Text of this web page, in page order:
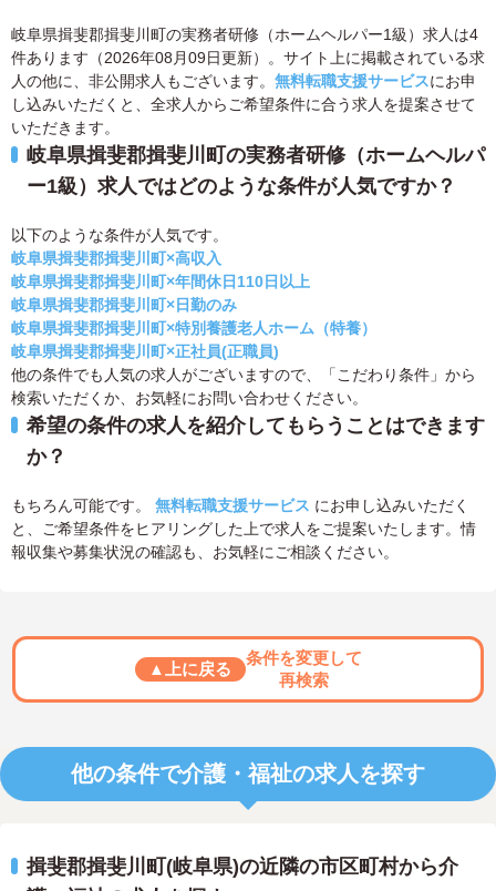
岐阜県揖斐郡揖斐川町の実務者研修（ホームヘルパー1級）求人は4
件あります（2026年08月09日更新）。サイト上に掲載されている求
人の他に、非公開求人もございます。 無料転職支援サービスにお申
し込みいただくと、全求人からご希望条件に合う求人を提案させて
いただきます。
岐阜県揖斐郡揖斐川町の実務者研修（ホームヘルパ
ー1級）求人ではどのような条件が人気ですか？
以下のような条件が人気です。
岐阜県揖斐郡揖斐川町×高収入
岐阜県揖斐郡揖斐川町×年間休日110日以上
岐阜県揖斐郡揖斐川町×日勤のみ
岐阜県揖斐郡揖斐川町×特別養護老人ホーム（特養）
岐阜県揖斐郡揖斐川町×正社員(正職員)
他の条件でも人気の求人がございますので、「こだわり条件」から
検索いただくか、お気軽にお問い合わせください。
希望の条件の求人を紹介してもらうことはできます
か？
もちろん可能です。 無料転職支援サービス にお申し込みいただく
と、ご希望条件をヒアリングした上で求人をご提案いたします。情
報収集や募集状況の確認も、お気軽にご相談ください。
▲上に戻る
条件を変更して
再検索
他の条件で介護・福祉の求人を探す
揖斐郡揖斐川町(岐阜県)の近隣の市区町村から介